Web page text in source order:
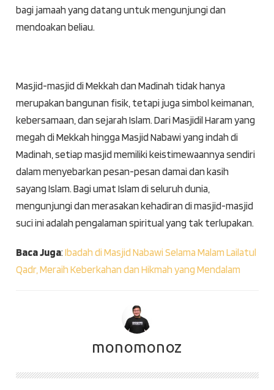
bagi jamaah yang datang untuk mengunjungi dan
mendoakan beliau.
Masjid-masjid di Mekkah dan Madinah tidak hanya
merupakan bangunan fisik, tetapi juga simbol keimanan,
kebersamaan, dan sejarah Islam. Dari Masjidil Haram yang
megah di Mekkah hingga Masjid Nabawi yang indah di
Madinah, setiap masjid memiliki keistimewaannya sendiri
dalam menyebarkan pesan-pesan damai dan kasih
sayang Islam. Bagi umat Islam di seluruh dunia,
mengunjungi dan merasakan kehadiran di masjid-masjid
suci ini adalah pengalaman spiritual yang tak terlupakan.
Baca Juga: Ibadah di Masjid Nabawi Selama Malam Lailatul
Qadr, Meraih Keberkahan dan Hikmah yang Mendalam
monomonoz